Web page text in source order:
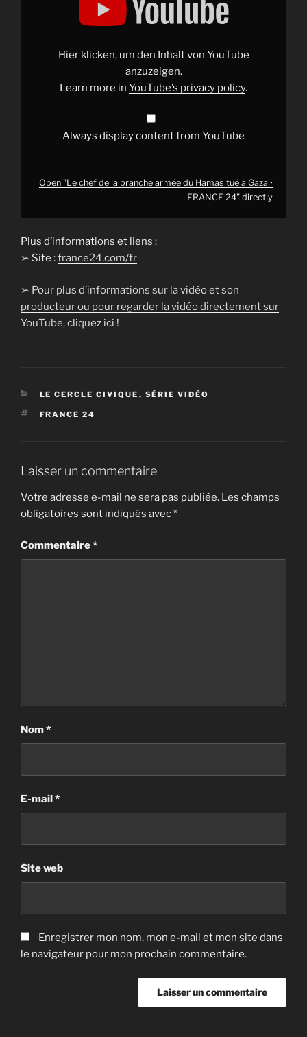
Hier klicken, um den Inhalt von YouTube
anzuzeigen.
Learn more in YouTube’s privacy policy.
Always display content from YouTube
Open "Le chef de la branche armée du Hamas tué à Gaza •
FRANCE 24" directly
Plus d’informations et liens :
➢ Site :france24.com/fr
➢ Pour plus d’informations sur la vidéo et son
producteur ou pour regarder la vidéo directement sur
YouTube, cliquez ici !
CATÉGORIES
LE CERCLE CIVIQUE , SÉRIE VIDÉO
ÉTIQUETTES
FRANCE 24
Laisser un commentaire
Votre adresse e-mail ne sera pas publiée. Les champs
obligatoires sont indiqués avec*
Commentaire*
Nom*
E-mail*
Site web
Enregistrer mon nom, mon e-mail et mon site dans
le navigateur pour mon prochain commentaire.